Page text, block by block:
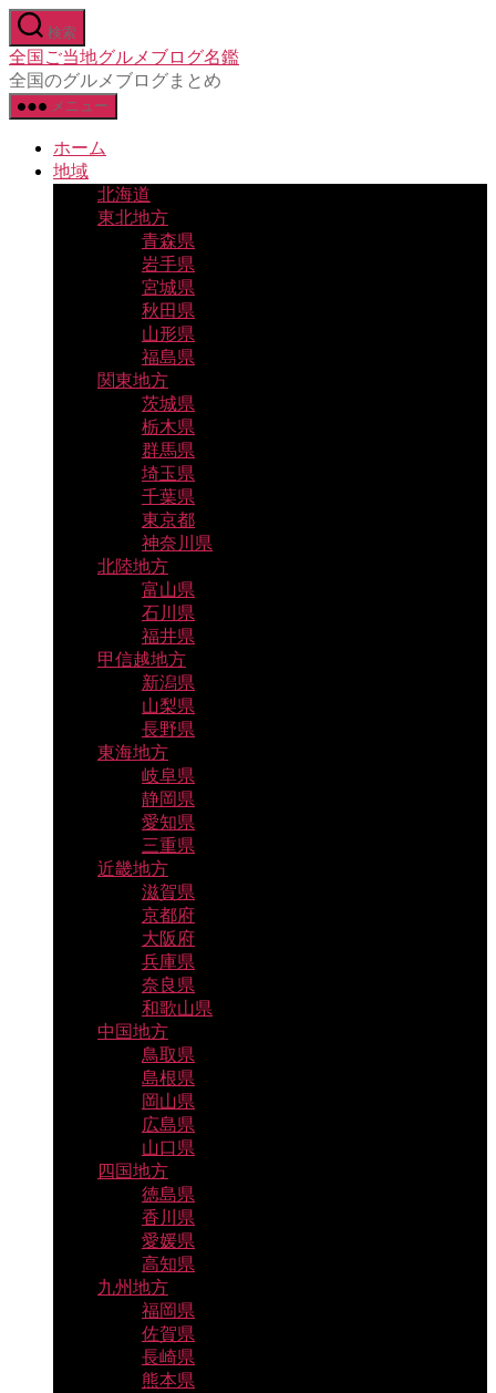
コ
ン
テ
ン
ツ
検索
全国ご当地グルメブログ名鑑
全国のグルメブログまとめ
メニュー
ホーム
地域
北海道
東北地方
青森県
岩手県
宮城県
秋田県
山形県
福島県
関東地方
茨城県
栃木県
群馬県
埼玉県
千葉県
東京都
神奈川県
北陸地方
富山県
石川県
福井県
甲信越地方
新潟県
山梨県
長野県
東海地方
岐阜県
静岡県
愛知県
三重県
近畿地方
滋賀県
京都府
大阪府
兵庫県
奈良県
和歌山県
中国地方
鳥取県
島根県
岡山県
広島県
山口県
四国地方
徳島県
香川県
愛媛県
高知県
九州地方
福岡県
佐賀県
長崎県
熊本県